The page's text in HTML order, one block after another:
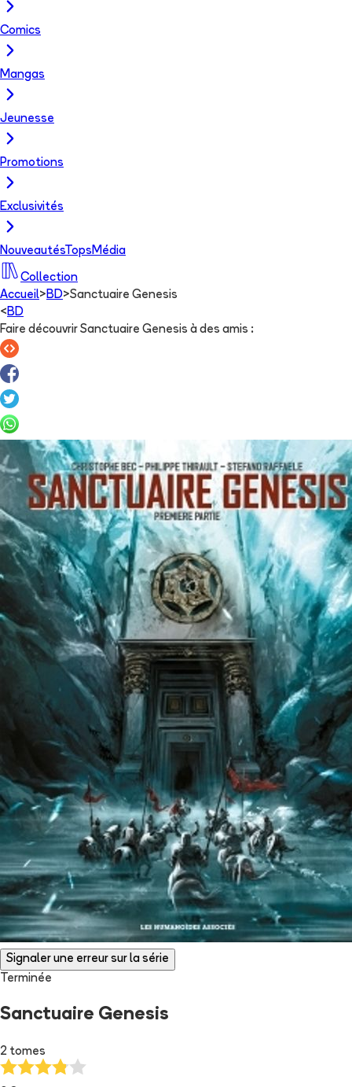
Comics
Mangas
Jeunesse
Promotions
Exclusivités
NouveautésTops Média
Collection
Accueil> BD>Sanctuaire Genesis
< BD
Faire découvrir Sanctuaire Genesis à des amis :
Signaler une erreur sur la série
Terminée
Sanctuaire Genesis
2 tomes